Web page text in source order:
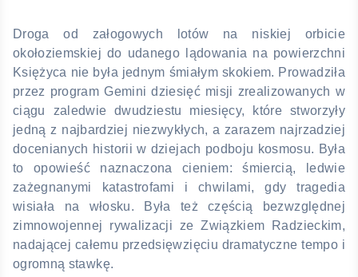
Droga od załogowych lotów na niskiej orbicie
okołoziemskiej do udanego lądowania na powierzchni
Księżyca nie była jednym śmiałym skokiem. Prowadziła
przez program Gemini dziesięć misji zrealizowanych w
ciągu zaledwie dwudziestu miesięcy, które stworzyły
jedną z najbardziej niezwykłych, a zarazem najrzadziej
docenianych historii w dziejach podboju kosmosu. Była
to opowieść naznaczona cieniem: śmiercią, ledwie
zażegnanymi katastrofami i chwilami, gdy tragedia
wisiała na włosku. Była też częścią bezwzględnej
zimnowojennej rywalizacji ze Związkiem Radzieckim,
nadającej całemu przedsięwzięciu dramatyczne tempo i
ogromną stawkę.